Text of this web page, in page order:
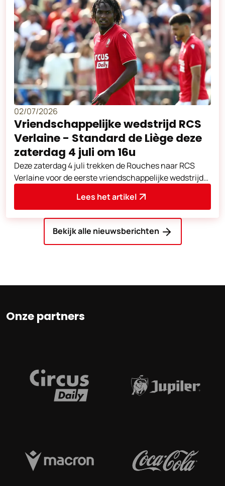
02/07/2026
Vriendschappelijke wedstrijd RCS
Verlaine - Standard de Liège deze
zaterdag 4 juli om 16u
Deze zaterdag 4 juli trekken de Rouches naar RCS
Verlaine voor de eerste vriendschappelijke wedstrijd
Lees het artikel
Bekijk alle nieuwsberichten
Onze partners